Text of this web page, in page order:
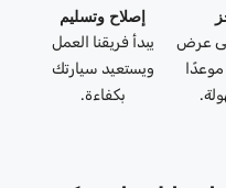
عرض
إصلاح وتسليم
يبدأ فريقنا العمل
ويستعيد سيارتك
بكفاءة.